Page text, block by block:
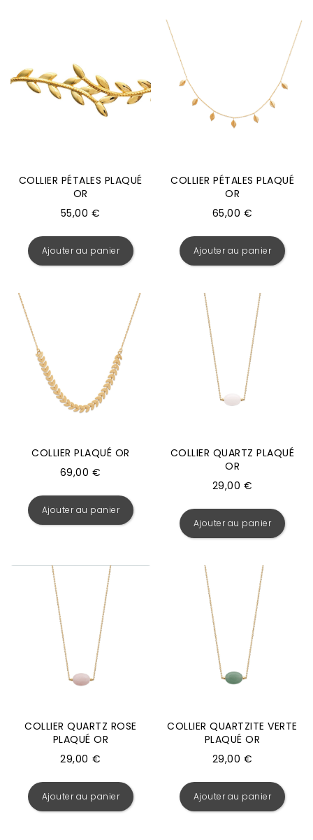
COLLIER PÉTALES PLAQUÉ
OR
55,00 €
Ajouter au panier
COLLIER PÉTALES PLAQUÉ
OR
65,00 €
Ajouter au panier
COLLIER PLAQUÉ OR
69,00 €
Ajouter au panier
COLLIER QUARTZ PLAQUÉ
OR
29,00 €
Ajouter au panier
COLLIER QUARTZ ROSE
PLAQUÉ OR
29,00 €
Ajouter au panier
COLLIER QUARTZITE VERTE
PLAQUÉ OR
29,00 €
Ajouter au panier